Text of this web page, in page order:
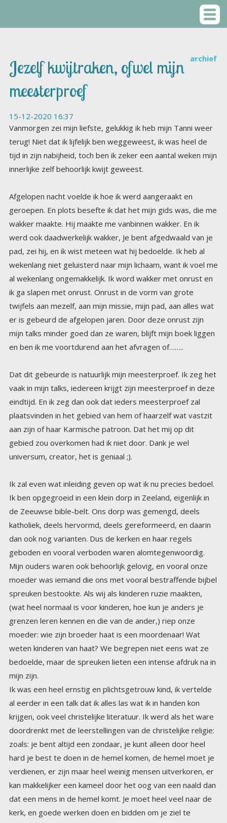
archief
Jezelf kwijtraken, ofwel mijn
meesterproef
15-12-2020 16:37
Vanmorgen zei mijn liefste, gelukkig ik heb mijn Tanni weer
terug! Niet dat ik lijfelijk ben weggeweest, ik was heel de
tijd in zijn nabijheid, toch ben ik zeker een aantal weken mijn
innerlijke zelf behoorlijk kwijt geweest.
Afgelopen nacht voelde ik hoe ik werd aangeraakt en
geroepen. En plots besefte ik dat het mijn gids was, die me
wakker maakte. Hij maakte me vanbinnen wakker. En ik
werd ook daadwerkelijk wakker, Je bent afgedwaald van je
pad, zei hij, en ik wist meteen wat hij bedoelde. Ik heb al
wekenlang niet geluisterd naar mijn lichaam, want ik voel me
al wekenlang ongemakkelijk. Ik word wakker met onrust en
ik ga slapen met onrust. Onrust in de vorm van grote
twijfels aan mezelf, aan mijn missie, mijn pad, aan alles wat
er is gebeurd de afgelopen jaren. Door deze onrust zijn
mijn talks minder goed dan ze waren, blijft mijn boek liggen
en ben ik me voortdurend aan het afvragen of……..
Dat dit gebeurde is natuurlijk mijn meesterproef. Ik zeg het
vaak in mijn talks, iedereen krijgt zijn meesterproef in deze
eindtijd. En ik zeg dan ook dat ieders meesterproef zal
plaatsvinden in het gebied van hem of haarzelf wat vastzit
aan zijn of haar Karmische patroon. Dat het mij op dit
gebied zou overkomen had ik niet door. Dank je wel
universum, creator, het is geniaal ;).
Ik zal even wat inleiding geven op wat ik nu precies bedoel.
Ik ben opgegroeid in een klein dorp in Zeeland, eigenlijk in
de Zeeuwse bible-belt. Ons dorp was gemengd, deels
katholiek, deels hervormd, deels gereformeerd, en daarin
dan ook nog varianten. Dus de kerken en haar regels
geboden en vooral verboden waren alomtegenwoordig.
Mijn ouders waren ook behoorlijk gelovig, en vooral onze
moeder was iemand die ons met vooral bestraffende bijbel
spreuken bestookte. Als wij als kinderen ruzie maakten,
(wat heel normaal is voor kinderen, hoe kun je anders je
grenzen leren kennen en die van de ander,) riep onze
moeder: wie zijn broeder haat is een moordenaar! Wat
weten kinderen van haat? We begrepen niet eens wat ze
bedoelde, maar de spreuken lieten een intense afdruk na in
mijn zijn.
Ik was een heel ernstig en plichtsgetrouw kind, ik vertelde
al eerder in een talk dat ik alles las wat ik in handen kon
krijgen, ook veel christelijke literatuur. Ik werd als het ware
doordrenkt met de leerstellingen van de christelijke religie:
zoals: je bent altijd een zondaar, je kunt alleen door heel
hard je best te doen in de hemel komen, de hemel moet je
verdienen, er zijn maar heel weinig mensen uitverkoren, er
kan makkelijker een kameel door het oog van een naald dan
dat een mens in de hemel komt. Je moet heel veel naar de
kerk, en goede werken doen en bidden om je ziel te
reinigen. En dat kan uiteraard alleen via de kerk. Je bent al
zondig als je naar de verkeerde school gaat (als katholiek
naar een protestantse school bv) of als je koopt bij iemand
die van het ‘verkeerde’ geloof is. Of nog zo’n sterk staaltje:
‘twee geloven op een kussen daar slaapt de duivel tussen!’
Dus een vriendschap of relatie met een ‘andersdenkende’
zo werden de mensen van de andere kerken ook wel